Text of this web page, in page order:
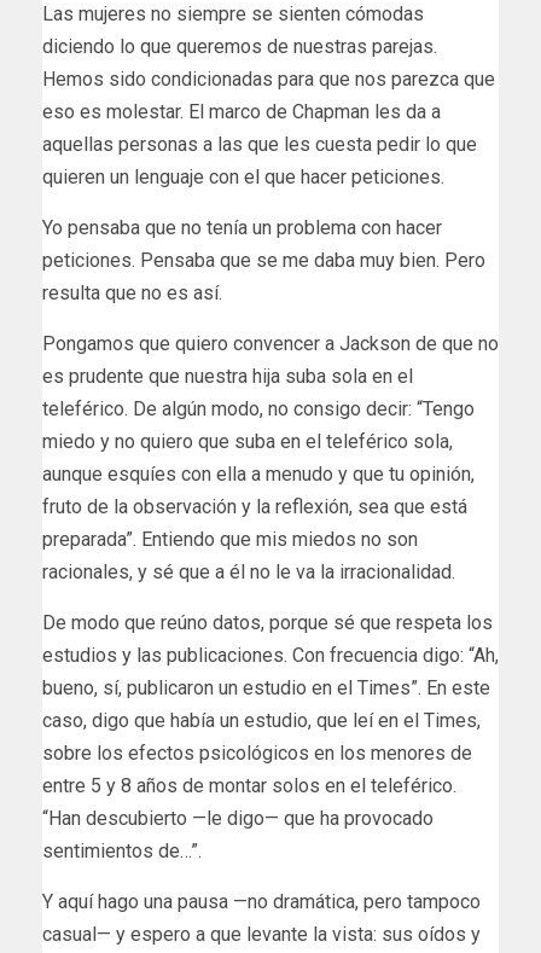
Las mujeres no siempre se sienten cómodas
diciendo lo que queremos de nuestras parejas.
Hemos sido condicionadas para que nos parezca que
eso es molestar. El marco de Chapman les da a
aquellas personas a las que les cuesta pedir lo que
quieren un lenguaje con el que hacer peticiones.
Yo pensaba que no tenía un problema con hacer
peticiones. Pensaba que se me daba muy bien. Pero
resulta que no es así.
Pongamos que quiero convencer a Jackson de que no
es prudente que nuestra hija suba sola en el
teleférico. De algún modo, no consigo decir: “Tengo
miedo y no quiero que suba en el teleférico sola,
aunque esquíes con ella a menudo y que tu opinión,
fruto de la observación y la reflexión, sea que está
preparada”. Entiendo que mis miedos no son
racionales, y sé que a él no le va la irracionalidad.
De modo que reúno datos, porque sé que respeta los
estudios y las publicaciones. Con frecuencia digo: “Ah,
bueno, sí, publicaron un estudio en el Times”. En este
caso, digo que había un estudio, que leí en el Times,
sobre los efectos psicológicos en los menores de
entre 5 y 8 años de montar solos en el teleférico.
“Han descubierto —le digo— que ha provocado
sentimientos de…”.
Y aquí hago una pausa —no dramática, pero tampoco
casual— y espero a que levante la vista: sus oídos y